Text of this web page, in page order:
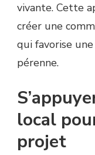
vivante. Cette
créer une
qui favorise
pérenne.
local
projet